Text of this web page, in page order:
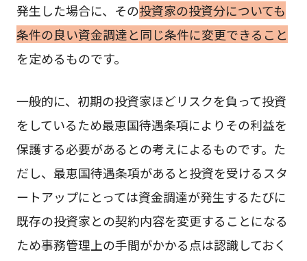
発生した場合に、その投資家の投資分についても
条件の良い資金調達と同じ条件に変更できること
を定めるものです。
一般的に、初期の投資家ほどリスクを負って投資
をしているため最恵国待遇条項によりその利益を
保護する必要があるとの考えによるものです。た
だし、最恵国待遇条項があると投資を受けるスタ
ートアップにとっては資金調達が発生するたびに
既存の投資家との契約内容を変更することになる
ため事務管理上の手間がかかる点は認識しておく